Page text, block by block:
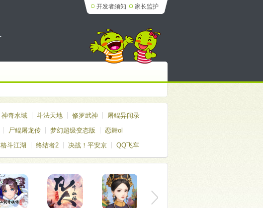
开发者须知 家长监护
神奇水域 斗法天地 修罗武神
屠鲲异闻录
尸鲲屠龙传 梦幻超级变态版
恋舞ol
格斗江湖 终结者2 决战！平安京 QQ飞车